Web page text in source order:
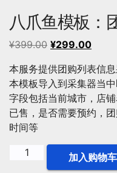
八爪鱼模板：
¥399.00 原
为：
¥399.00。
¥299.00当
价
格
为：
本服务提供团购列表信
本模板导入到采集器当
字段包括当前城市，店
已售，是否需要预约，
时间等
加入购物车